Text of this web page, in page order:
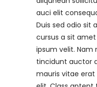
auci elit
Duis sed odio sit
cursus a sit
ipsum velit. Nam
tincidunt auctor
mauris vitae